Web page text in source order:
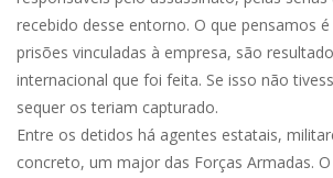
recebido desse entorno. O que pensamos
prisões vinculadas à empresa, são
internacional que foi feita. Se isso não
sequer os teriam capturado.
Entre os detidos há agentes estatais,
concreto, um major das Forças Armadas.